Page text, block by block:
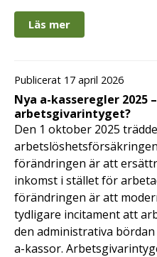
Läs mer
Publicerat 17 april 2026
Nya a-kasseregler 2025
arbetsgivarintyget?
Den 1 oktober 2025
förändringen är att
inkomst i stället för
förändringen är att
tydligare incitament att
den administrativa
a-kassor.